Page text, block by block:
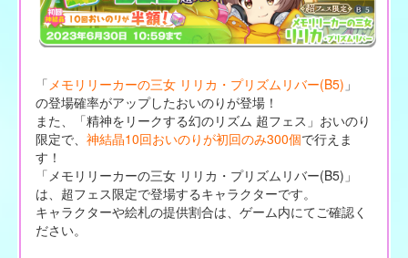
「メモリリーカーの三女 リリカ・プリズムリバー(B5) 」
の登場確率がアップしたおいのりが登場！
また、「精神をリークする幻のリズム 超フェス」おいのり
限定で、 神結晶10回おいのりが初回のみ300個で行えま
す！
「メモリリーカーの三女 リリカ・プリズムリバー(B5)」
は、超フェス限定で登場するキャラクターです。
キャラクターや絵札の提供割合は、ゲーム内にてご確認く
ださい。